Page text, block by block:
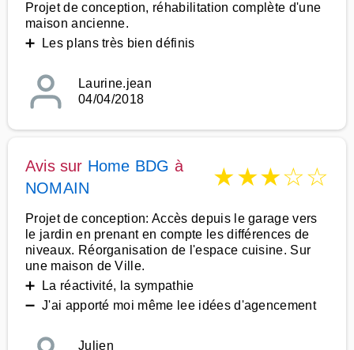
Projet de conception, réhabilitation complète d'une
maison ancienne.
➕ Les plans très bien définis
Laurine.jean
04/04/2018
Avis sur Home BDG à
NOMAIN
★★★☆☆
Projet de conception: Accès depuis le garage vers
le jardin en prenant en compte les différences de
niveaux. Réorganisation de l'espace cuisine. Sur
une maison de Ville.
➕ La réactivité, la sympathie
➖ J'ai apporté moi même lee idées d'agencement
Julien